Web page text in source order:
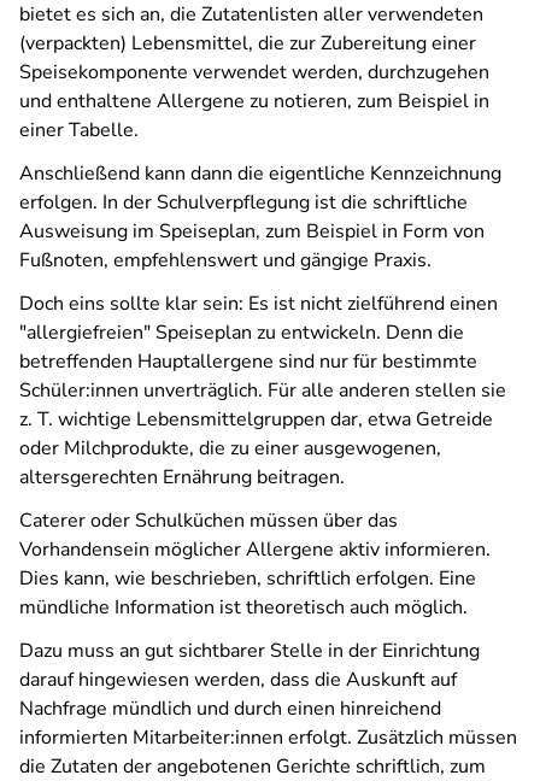
bietet es sich an, die Zutatenlisten aller verwendeten
(verpackten) Lebensmittel, die zur Zubereitung einer
Speisekomponente verwendet werden, durchzugehen
und enthaltene Allergene zu notieren, zum Beispiel in
einer Tabelle.
Anschließend kann dann die eigentliche Kennzeichnung
erfolgen. In der Schulverpflegung ist die schriftliche
Ausweisung im Speiseplan, zum Beispiel in Form von
Fußnoten, empfehlenswert und gängige Praxis.
Doch eins sollte klar sein: Es ist nicht zielführend einen
"allergiefreien" Speiseplan zu entwickeln. Denn die
betreffenden Hauptallergene sind nur für bestimmte
Schüler:innen unverträglich. Für alle anderen stellen sie
z. T. wichtige Lebensmittelgruppen dar, etwa Getreide
oder Milchprodukte, die zu einer ausgewogenen,
altersgerechten Ernährung beitragen.
Caterer oder Schulküchen müssen über das
Vorhandensein möglicher Allergene aktiv informieren.
Dies kann, wie beschrieben, schriftlich erfolgen. Eine
mündliche Information ist theoretisch auch möglich.
Dazu muss an gut sichtbarer Stelle in der Einrichtung
darauf hingewiesen werden, dass die Auskunft auf
Nachfrage mündlich und durch einen hinreichend
informierten Mitarbeiter:innen erfolgt. Zusätzlich müssen
die Zutaten der angebotenen Gerichte schriftlich, zum